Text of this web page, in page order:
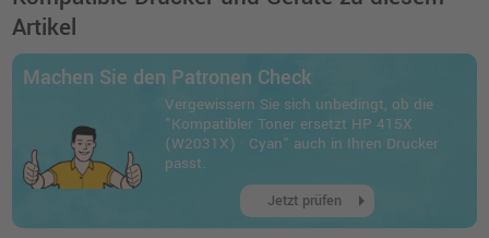
Artikel
Machen Sie den Patronen Check
Vergewissern Sie sich unbedingt, ob die
"Kompatibler Toner ersetzt HP 415X
(W2031X) · Cyan" auch in Ihren Drucker
passt.
Jetzt prüfen arrow_right